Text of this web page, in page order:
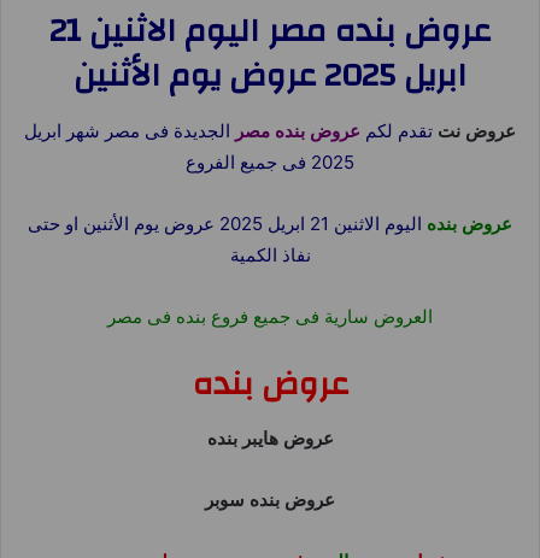
عروض بنده مصر اليوم الاثنين 21
ابريل 2025 عروض يوم الأثنين
عروض نت تقدم لكم عروض بنده مصر الجديدة فى مصر شهر ابريل
2025 فى جميع الفروع
عروض بنده
اليوم الاثنين 21 ابريل 2025 عروض يوم الأثنين او حتى
نفاذ الكمية
العروض سارية فى جميع فروع بنده فى مصر
عروض بنده
عروض هايبر بنده
عروض بنده سوبر